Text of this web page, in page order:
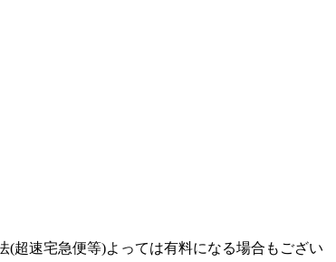
超速宅急便等)よっては有料になる場合もござい